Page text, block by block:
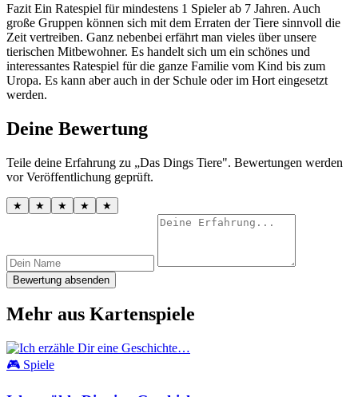
Fazit Ein Ratespiel für mindestens 1 Spieler ab 7 Jahren. Auch
große Gruppen können sich mit dem Erraten der Tiere sinnvoll die
Zeit vertreiben. Ganz nebenbei erfährt man vieles über unsere
tierischen Mitbewohner. Es handelt sich um ein schönes und
interessantes Ratespiel für die ganze Familie vom Kind bis zum
Uropa. Es kann aber auch in der Schule oder im Hort eingesetzt
werden.
Deine Bewertung
Teile deine Erfahrung zu „Das Dings Tiere". Bewertungen werden
vor Veröffentlichung geprüft.
★ ★ ★ ★ ★
Bewertung absenden
Mehr aus Kartenspiele
🎮 Spiele